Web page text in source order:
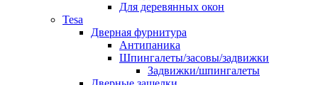
Для деревянных окон
Tesa
Дверная фурнитура
Антипаника
Шпингалеты/засовы/задвижки
Задвижки/шпингалеты